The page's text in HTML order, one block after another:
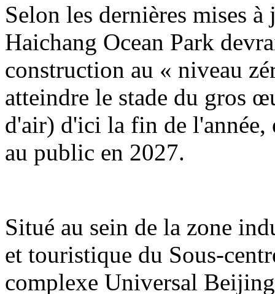
Selon les dernières mises
Haichang Ocean Park
construction au « niveau
atteindre le stade du gros
d'air) d'ici la fin de
au public en 2027.
Situé au sein de la zone
et touristique du Sous-
complexe Universal